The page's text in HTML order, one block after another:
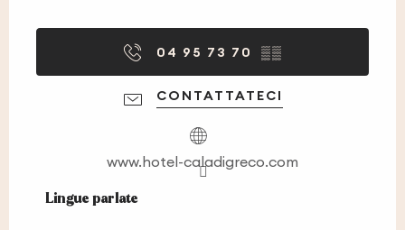
04 95 73 70 ▒▒
CONTATTATECI
www.hotel-caladigreco.com
Lingue parlate
Lingue parlate